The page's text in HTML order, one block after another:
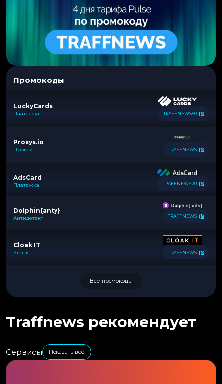
Промокоды
LuckyCards
Платежка TRAFFNEWS50
Proxys.io
Прокси TRAFFNEWS
AdsCard
Платежка TRAFFNEWS20
Dolphin{anty}
Антидетект TRAFFNEWS
Cloak IT
Клоака TRAFFNEWS
Все промокоды
Traffnews рекомендует
Сервисы Показать все